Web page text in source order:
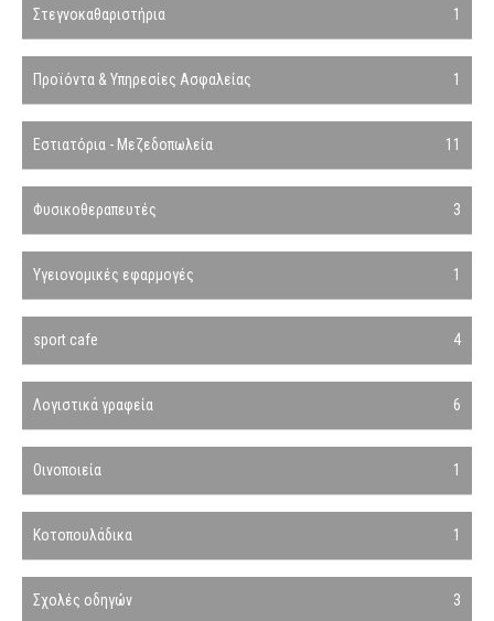
Στεγνοκαθαριστήρια 1
Προϊόντα & Υπηρεσίες Ασφαλείας 1
Εστιατόρια - Μεζεδοπωλεία 11
Φυσικοθεραπευτές 3
Υγειονομικές εφαρμογές 1
sport cafe 4
Λογιστικά γραφεία 6
Οινοποιεία 1
Κοτοπουλάδικα 1
Σχολές οδηγών 3